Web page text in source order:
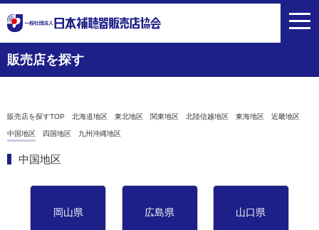
toggle
販売店を探す
販売店を探すTOP 北海道地区 東北地区 関東地区 北陸信越地区 東海地区 近畿地区
中国地区 四国地区 九州沖縄地区
中国地区
岡山県 広島県 山口県